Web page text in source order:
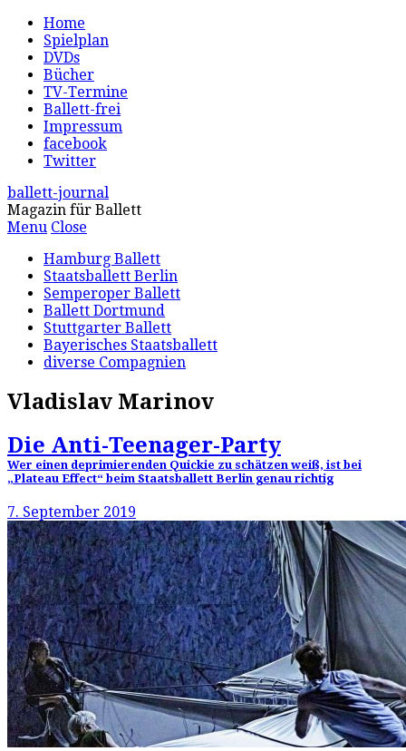
Home
Spielplan
DVDs
Bücher
TV-Termine
Ballett-frei
Impressum
facebook
Twitter
ballett-journal
Magazin für Ballett
Menu Close
Hamburg Ballett
Staatsballett Berlin
Semperoper Ballett
Ballett Dortmund
Stuttgarter Ballett
Bayerisches Staatsballett
diverse Compagnien
Vladislav Marinov
Die Anti-Teenager-Party
Wer einen deprimierenden Quickie zu schätzen weiß, ist bei
„Plateau Effect“ beim Staatsballett Berlin genau richtig
7. September 2019